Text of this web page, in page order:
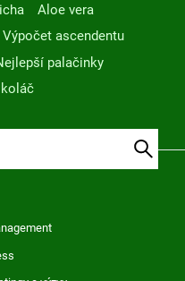
Aloe vera
Výpočet ascendentu
palačinky